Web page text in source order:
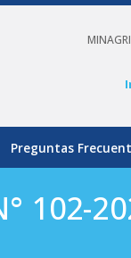
Preguntas
102-